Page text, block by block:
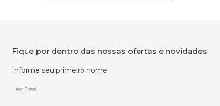
Fique por dentro das nossas ofertas e novidades
Informe seu primeiro nome